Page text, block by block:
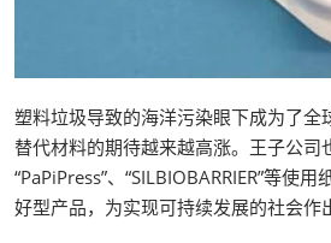
塑料垃圾导致的海洋污染眼下成为了全
替代材料的期待越来越高涨。王子公司
“PaPiPress”、“SILBIOBARRIER”等使
好型产品，为实现可持续发展的社会作